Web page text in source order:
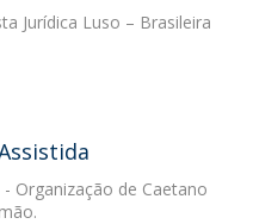
Jurídica Luso – Brasileira
- Organização de Caetano